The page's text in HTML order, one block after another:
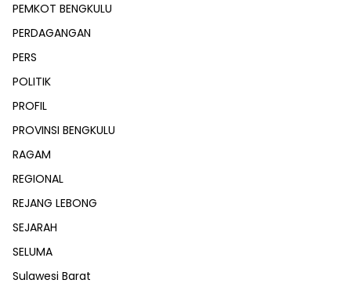
PEMKOT BENGKULU
PERDAGANGAN
PERS
POLITIK
PROFIL
PROVINSI BENGKULU
RAGAM
REGIONAL
REJANG LEBONG
SEJARAH
SELUMA
Sulawesi Barat